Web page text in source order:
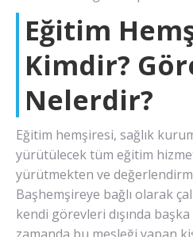
Eğitim
Kimdir?
Nelerdir?
Eğitim hemşiresi, sağlık
yürütülecek tüm eğitim
yürütmekten ve
Başhemşireye bağlı olarak
kendi görevleri dışında